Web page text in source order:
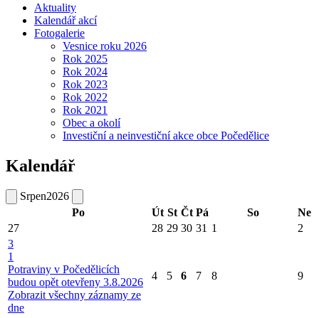
Aktuality
Kalendář akcí
Fotogalerie
Vesnice roku 2026
Rok 2025
Rok 2024
Rok 2023
Rok 2022
Rok 2021
Obec a okolí
Investiční a neinvestiční akce obce Počedělice
Kalendář
Srpen2026
Po
Út St Čt Pá So
Ne
27
28 29 30 31 1
2
3
1
Potraviny v Počedělicích
budou opět otevřeny 3.8.2026
Zobrazit všechny záznamy ze
dne
4 5 6 7 8 9